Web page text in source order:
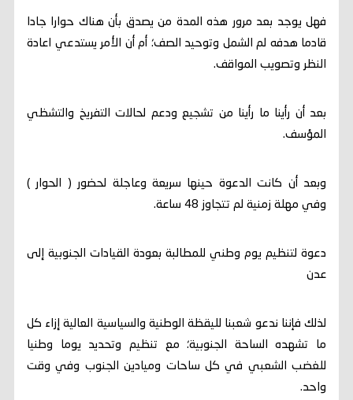
فهل يوجد بعد مرور هذه المدة من يصدق بأن هناك حوارا جادا
قادما هدفه لم الشمل وتوحيد الصف؛ أم أن الأمر يستدعي اعادة
النظر وتصويب المواقف.
بعد أن رأينا ما رأينا من تشجيع ودعم لحالات التفريخ والتشظي
المؤسف.
وبعد أن كانت الدعوة حينها سريعة وعاجلة لحضور ( الحوار )
وفي مهلة زمنية لم تتجاوز 48 ساعة.
دعوة لتنظيم يوم وطني للمطالبة بعودة القيادات الجنوبية إلى
عدن
لذلك فإننا ندعو شعبنا لليقظة الوطنية والسياسية العالية إزاء كل
ما تشهده الساحة الجنوبية؛ مع تنظيم وتحديد يوما وطنيا
للغضب الشعبي في كل ساحات وميادين الجنوب وفي وقت
واحد.